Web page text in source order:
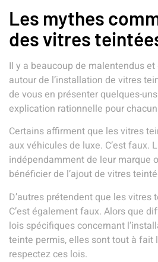
Les mythes
des vitres
Il y a beaucoup de malentendus
autour de l’installation de vitres
de vous en présenter quelques-
explication rationnelle pour
Certains affirment que les vitres
aux véhicules de luxe. C’est faux.
indépendamment de leur marque
bénéficier de l’ajout de vitres
D’autres prétendent que les
C’est également faux. Alors que
lois spécifiques concernant
teinte permis, elles sont tout à fait
respectez ces lois.